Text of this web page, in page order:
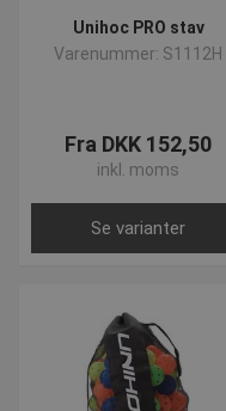
Unihoc PRO stav
Varenummer: S1112H
Fra DKK 152,50
inkl. moms
Se varianter